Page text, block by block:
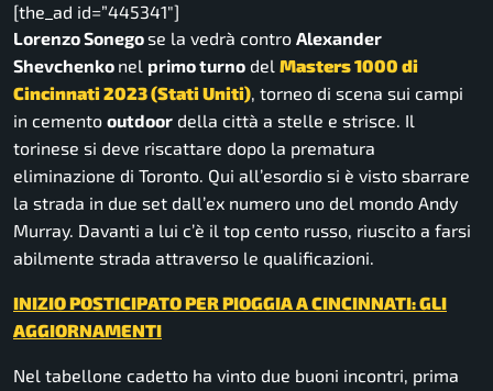
[the_ad id=”445341″]
Lorenzo Sonegose la vedrà contro Alexander
Shevchenko nel primo turno del Masters 1000 di
Cincinnati 2023 (Stati Uniti), torneo di scena sui campi
in cemento outdoor della città a stelle e strisce. Il
torinese si deve riscattare dopo la prematura
eliminazione di Toronto. Qui all’esordio si è visto sbarrare
la strada in due set dall’ex numero uno del mondo Andy
Murray. Davanti a lui c’è il top cento russo, riuscito a farsi
abilmente strada attraverso le qualificazioni.
INIZIO POSTICIPATO PER PIOGGIA A CINCINNATI: GLI
AGGIORNAMENTI
Nel tabellone cadetto ha vinto due buoni incontri, prima